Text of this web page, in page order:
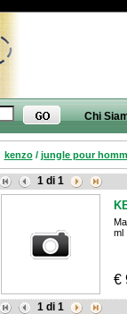
Chi
kenzo/ jungle pour
1di 1
1di 1
ml
€